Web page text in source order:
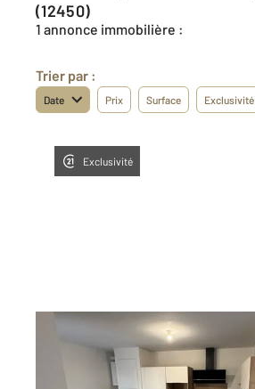
(12450)
1 annonce immobilière :
Trier par :
Date Prix Surface Exclusivité
Exclusivité
LUC LA PRIMAUBE 12
42,43 m2, 2 pièces
Ref : 28067